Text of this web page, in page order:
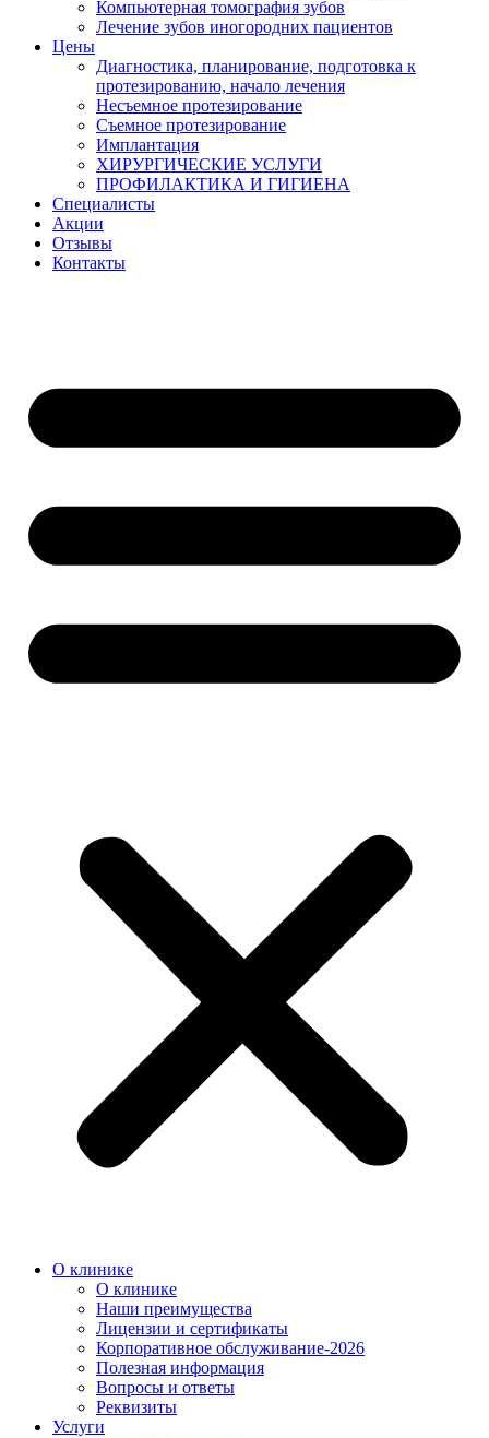
Компьютерная томография зубов
Лечение зубов иногородних пациентов
Цены
Диагностика, планирование, подготовка к
протезированию, начало лечения
Несъемное протезирование
Съемное протезирование
Имплантация
ХИРУРГИЧЕСКИЕ УСЛУГИ
ПРОФИЛАКТИКА И ГИГИЕНА
Специалисты
Акции
Отзывы
Контакты
О клинике
О клинике
Наши преимущества
Лицензии и сертификаты
Корпоративное обслуживание-2026
Полезная информация
Вопросы и ответы
Реквизиты
Услуги